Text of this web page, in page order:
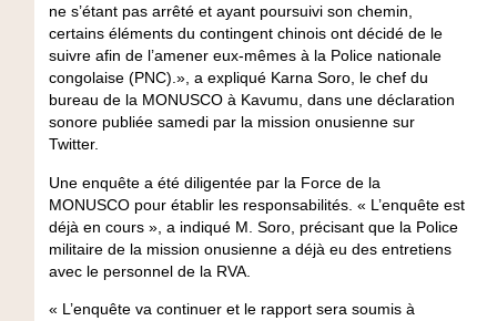
ne s’étant pas arrêté et ayant poursuivi son chemin,
certains éléments du contingent chinois ont décidé de le
suivre afin de l’amener eux-mêmes à la Police nationale
congolaise (PNC).», a expliqué Karna Soro, le chef du
bureau de la MONUSCO à Kavumu, dans une déclaration
sonore publiée samedi par la mission onusienne sur
Twitter.
Une enquête a été diligentée par la Force de la
MONUSCO pour établir les responsabilités. « L’enquête est
déjà en cours », a indiqué M. Soro, précisant que la Police
militaire de la mission onusienne a déjà eu des entretiens
avec le personnel de la RVA.
« L’enquête va continuer et le rapport sera soumis à